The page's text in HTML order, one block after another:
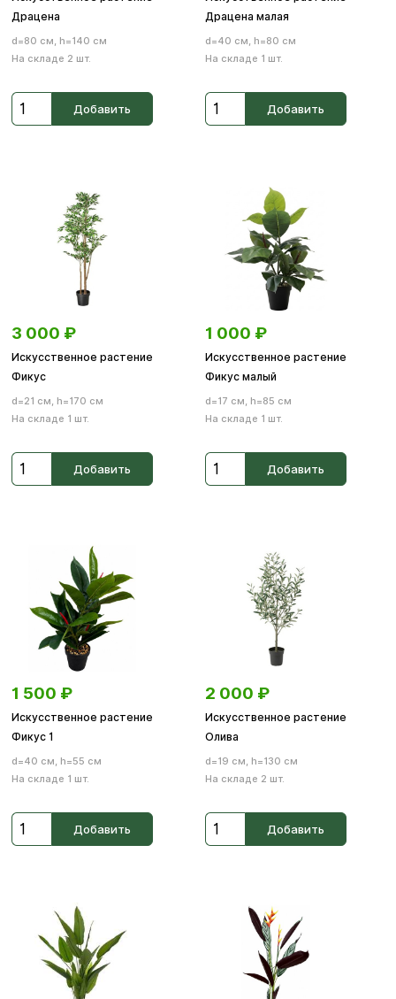
Драцена
d=80 см, h=140 см
На складе 2 шт.
Добавить
Драцена малая
d=40 см, h=80 см
На складе 1 шт.
Добавить
3 000 ₽
Искусственное растение
Фикус
d=21 см, h=170 см
На складе 1 шт.
Добавить
1 000 ₽
Искусственное растение
Фикус малый
d=17 см, h=85 см
На складе 1 шт.
Добавить
1 500 ₽
Искусственное растение
Фикус 1
d=40 см, h=55 см
На складе 1 шт.
Добавить
2 000 ₽
Искусственное растение
Олива
d=19 см, h=130 см
На складе 2 шт.
Добавить